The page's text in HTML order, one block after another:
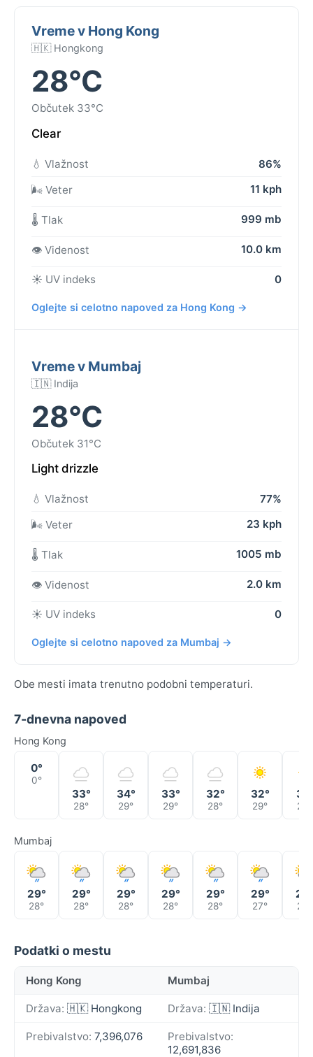
Vreme v Hong Kong
🇭🇰 Hongkong
28°C
Občutek 33°C
Clear
💧 Vlažnost
86%
🌬️ Veter
11 kph
🌡️ Tlak 999 mb
👁️ Videnost 10.0 km
☀️ UV indeks 0
Oglejte si celotno napoved za Hong Kong →
Vreme v Mumbaj
🇮🇳 Indija
28°C
Občutek 31°C
Light drizzle
💧 Vlažnost
77%
🌬️ Veter
23 kph
🌡️ Tlak 1005 mb
👁️ Videnost 2.0 km
☀️ UV indeks 0
Oglejte si celotno napoved za Mumbaj →
Obe mesti imata trenutno podobni temperaturi.
7-dnevna napoved
Hong Kong
0°
0°
33°
28°
34°
29°
33°
29°
32°
28°
32°
29°
31°
28°
Mumbaj
29°
28°
29°
28°
29°
28°
29°
28°
29°
28°
29°
27° 27°
Podatki o mestu
Hong Kong Mumbaj
Država: 🇭🇰 Hongkong Država: 🇮🇳 Indija
Prebivalstvo: 7,396,076
Prebivalstvo:
12,691,836